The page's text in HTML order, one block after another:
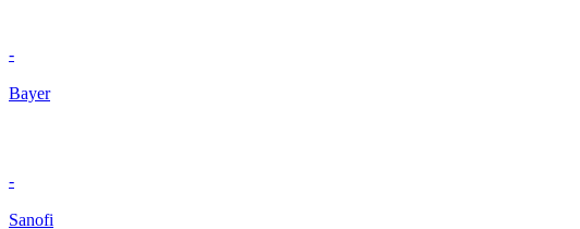
-
Bayer
-
Sanofi